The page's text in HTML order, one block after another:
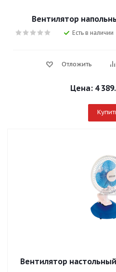
Вентилятор
Есть в наличии
Отложить
Цена: 4
Вентилятор настольный